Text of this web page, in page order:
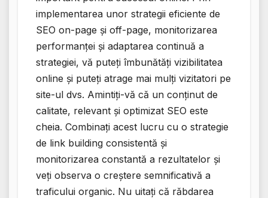
implementarea unor strategii eficiente de
SEO on-page și off-page, monitorizarea
performanței și adaptarea continuă a
strategiei, vă puteți îmbunătăți vizibilitatea
online și puteți atrage mai mulți vizitatori pe
site-ul dvs. Amintiți-vă că un conținut de
calitate, relevant și optimizat SEO este
cheia. Combinați acest lucru cu o strategie
de link building consistentă și
monitorizarea constantă a rezultatelor și
veți observa o creștere semnificativă a
traficului organic. Nu uitați că răbdarea